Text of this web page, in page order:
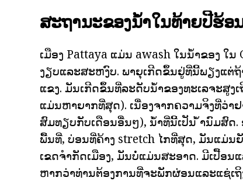
ສະຖານະຂອງນ້ໍາໃນທ້າຍປີຮ້ອ
ເມືອງ Pattaya ແມ່ນ awash ໃນນ້ໍາຂອງ ໃ
ງຽບແລະສະຫງົບ. ພາຍຸເກີດຂຶ້ນຢູ່ທີ່ນີ້ພຽງແຕ່
ແຂງ. ມັນເກີດຂຶ້ນທີ່ລະດັບນ້ໍາຂອງທະເລຈະສູ
ແມ່ນຫາຍາກທີ່ສຸດ). ເນື່ອງຈາກຄວາມຈິງທີ່ວ່າ
ສົມທຽບກັບເດືອນອື່ນໆ), ນ້ໍາທີ່ນີ້ເປັນ ້ໍານົມສົດ
ພື້ນທີ່, ບ່ອນທີ່ຄ້າງ stretch ໄກທີ່ສຸດ, ມັນແມ່
ເຂດຈໍາກັດເມືອງ, ມັນບໍ່ແມ່ນສະອາດ. ມີເປື້ອນ
ຫາກວ່າທ່ານຕ້ອງການທີ່ຈະພັກຜ່ອນແລະແຊ່ເ